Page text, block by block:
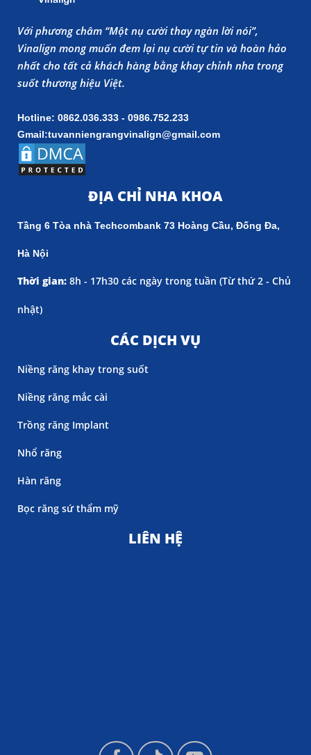
Với phương châm “Một nụ cười thay ngàn lời nói”,
Vinalign mong muốn đem lại nụ cười tự tin và hoàn hảo
nhất cho tất cả khách hàng bằng khay chỉnh nha trong
suốt thương hiệu Việt.
Hotline: 0862.036.333 - 0986.752.233
Gmail:tuvanniengrangvinalign@gmail.com
ĐỊA CHỈ NHA KHOA
Tầng 6 Tòa nhà Techcombank 73 Hoàng Cầu, Đống Đa,
Hà Nội
Thời gian: 8h - 17h30 các ngày trong tuần (Từ thứ 2 - Chủ
nhật)
CÁC DỊCH VỤ
Niềng răng khay trong suốt
Niềng răng mắc cài
Trồng răng Implant
Nhổ răng
Hàn răng
Bọc răng sứ thẩm mỹ
LIÊN HỆ